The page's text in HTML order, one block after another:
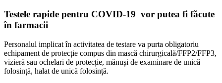
Testele rapide pentru COVID-19 vor putea fi făcute
în farmacii
Personalul implicat în activitatea de testare va purta obligatoriu
echipament de protecție compus din mască chirurgicală/FFP2/FFP3,
vizieră sau ochelari de protecție, mănuși de examinare de unică
folosință, halat de unică folosință.